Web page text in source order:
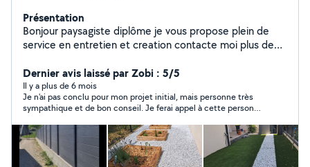
Présentation
Bonjour paysagiste diplôme je vous propose plein de
service en entretien et creation contacte moi plus de
cesu Entreprise ac paysages
Dernier avis laissé par Zobi : 5/5
Il y a plus de 6 mois
Je n'ai pas conclu pour mon projet initial, mais personne très
sympathique et de bon conseil. Je ferai appel à cette personne